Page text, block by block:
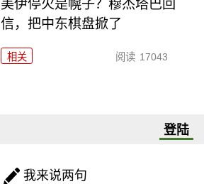
美伊停火是幌子？穆杰塔巴回
信，把中东棋盘掀了
相关 阅读 17043
登陆
我来说两句